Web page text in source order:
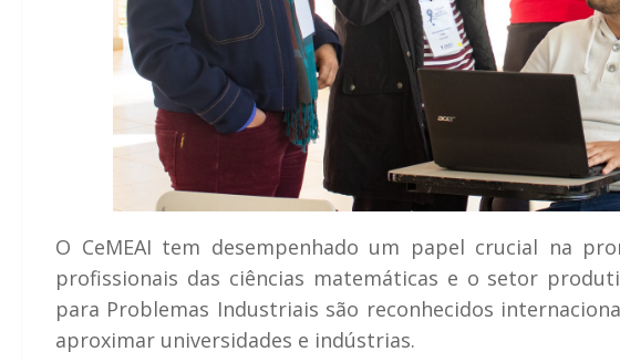
O CeMEAI tem desempenhado um papel crucial na
profissionais das ciências matemáticas e o setor
para Problemas Industriais são reconhecidos
aproximar universidades e indústrias.